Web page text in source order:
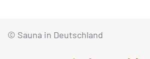
© Sauna in Deutschland